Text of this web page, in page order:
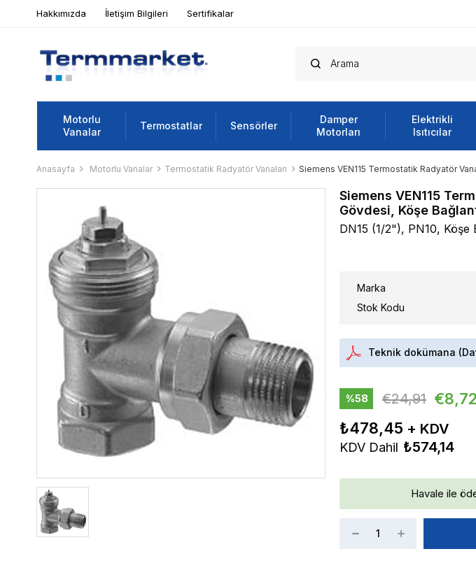
Hakkımızda İletişim Bilgileri Sertifikalar
Motorlu
Vanalar
Termostatlar Sensörler
Damper
Motorları
Elektrikli
Isıtıcılar
Anasayfa Motorlu Vanalar Termostatik Radyatör Vanaları Siemens VEN115 Termostatik Radyatör
Siemens VEN115
Gövdesi, Köşe
DN15 (1/2"), PN10, Köşe
Marka
Stok Kodu
Teknik dokümana
%58
€24,91 €8,72
₺478,45
KDV Dahil ₺574,14
Havale ile